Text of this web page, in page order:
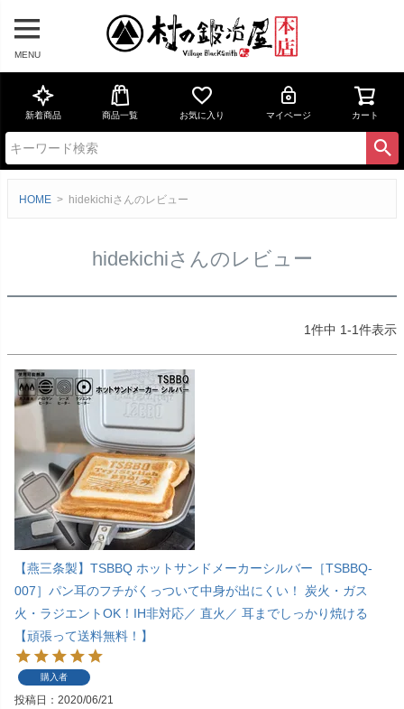
MENU
新着商品 商品一覧 お気に入り マイページ カート
HOME hidekichiさんのレビュー
hidekichiさんのレビュー
1件中 1-1件表示
【燕三条製】TSBBQ ホットサンドメーカーシルバー［TSBBQ-
007］パン耳のフチがくっついて中身が出にくい！ 炭火・ガス
火・ラジエントOK！IH非対応／ 直火／ 耳までしっかり焼ける
【頑張って送料無料！】
購入者
投稿日 2020/06/21